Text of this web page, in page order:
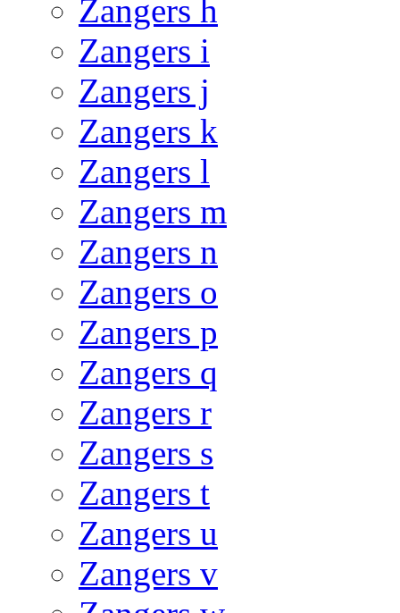
Zangers h
Zangers i
Zangers j
Zangers k
Zangers l
Zangers m
Zangers n
Zangers o
Zangers p
Zangers q
Zangers r
Zangers s
Zangers t
Zangers u
Zangers v